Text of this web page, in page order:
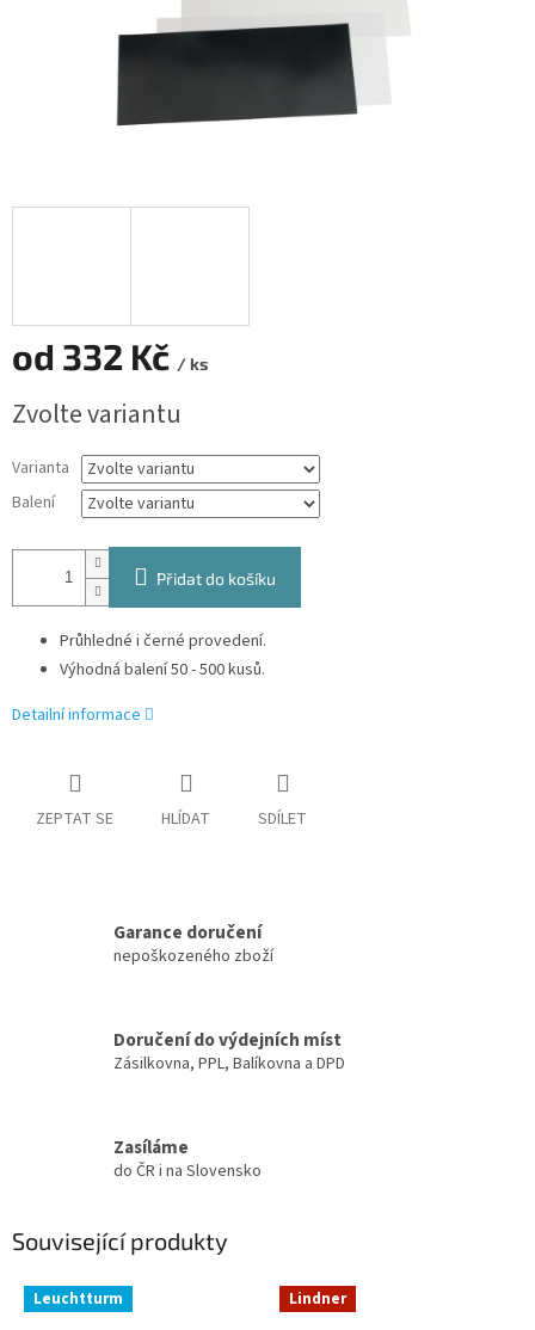
od 332 Kč / ks
cena:
Zvolte variantu
Varianta
Balení
Přidat do košíku
Průhledné i černé provedení.
Výhodná balení 50 - 500 kusů.
Detailní informace
ZEPTAT SE HLÍDAT SDÍLET
Garance doručení
nepoškozeného zboží
Doručení do výdejních míst
Zásilkovna, PPL, Balíkovna a DPD
Zasíláme
do ČR i na Slovensko
Související produkty
Leuchtturm Lindner